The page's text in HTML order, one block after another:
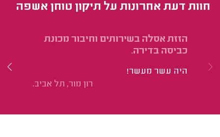
חוות דעת אחרונות על תיקון טוחן אשפה
הזזת אסלה בשירותים וחיבור מכונת
כביסה בדירה.
היה עשר מעשר!
רון מור, תל אביב.